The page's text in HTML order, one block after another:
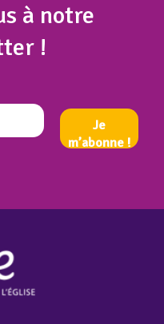
à notre
!